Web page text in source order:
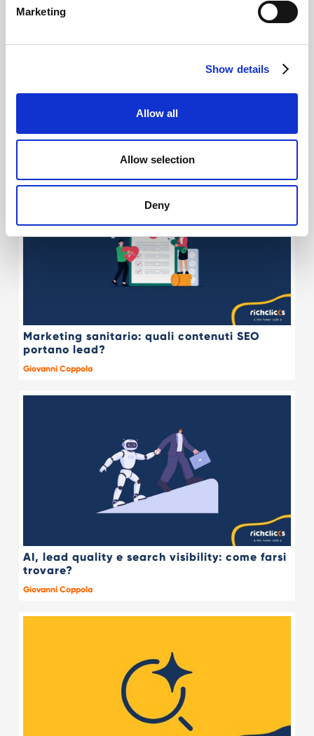
Marketing
Show details
Allow all
Allow selection
Deny
Content & SEO Specialist
Altre cose interessanti
Marketing sanitario: quali contenuti SEO
portano lead?
Giovanni Coppola
AI, lead quality e search visibility: come farsi
trovare?
Giovanni Coppola